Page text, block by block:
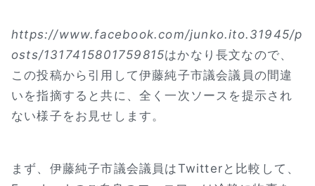
https://www.facebook.com/junko.ito.31945/p
osts/1317415801759815はかなり長文なので、
この投稿から引用して伊藤純子市議会議員の間違
いを指摘すると共に、全く一次ソースを提示され
ない様子をお見せします。
まず、伊藤純子市議会議員はTwitterと比較して、